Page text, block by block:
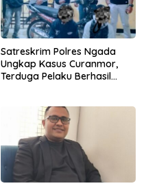
Satreskrim Polres Ngada
Ungkap Kasus Curanmor,
Terduga Pelaku Berhasil